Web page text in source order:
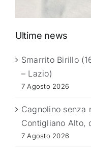
Ultime news
Smarrito Birillo
– Lazio)
7 Agosto 2026
Cagnolino senza
Contigliano Alto,
7 Agosto 2026